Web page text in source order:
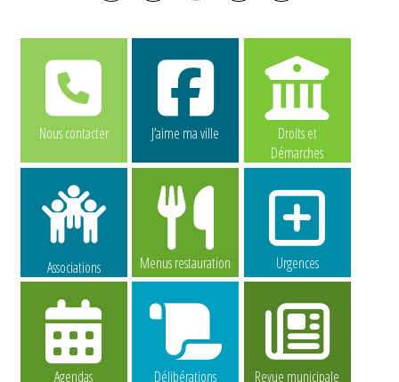
Nous contacter J’aime ma ville
Droits et
Démarches
Associations Menus restauration Urgences
Agendas Délibérations Revue municipale